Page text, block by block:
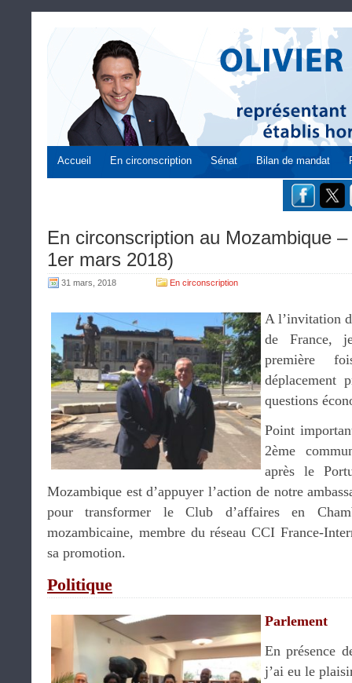
Accueil En circonscription Sénat Bilan de mandat
En circonscription au Mozambique
1er mars 2018)
31 mars, 2018 En circonscription
A l’invitation
de France,
première
déplacement
questions
Point
2ème
après le
Mozambique est d’appuyer l’action de notre
pour transformer le Club d’affaires en
mozambicaine, membre du réseau CCI France-
sa promotion.
Politique
Parlement
En présence
j’ai eu le